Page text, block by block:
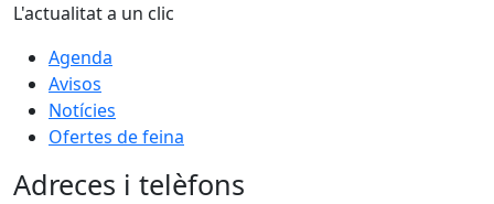
L'actualitat a un clic
Agenda
Avisos
Notícies
Ofertes de feina
Adreces i telèfons